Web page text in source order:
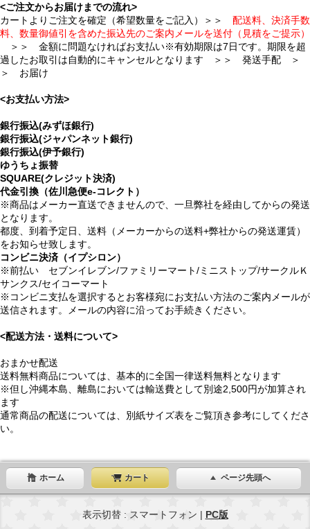
<ご注文からお届けまでの流れ>
カートよりご注文を確定（希望数量をご記入）＞＞ 配送料、決済手数
料、数量御値引を含めた振込先のご案内メールを送付（見積をご提示）
＞＞ 金額に問題なければお支払い※有効期限は7日です。期限を超
過したお取引は自動的にキャンセルとなります ＞＞ 発送手配 ＞
＞ お届け
<お支払い方法>
銀行振込(みずほ銀行)
銀行振込(ジャパンネット銀行)
銀行振込(伊予銀行)
ゆうちょ振替
SQUARE(クレジット決済)
代金引換（佐川急便e-コレクト）
※商品はメーカー直送できませんので、一旦弊社を経由してからの発送
となります。
都度、到着予定日、送料（メーカーからの送料+弊社からの発送運賃）
をお知らせ致します。
コンビニ決済（イプシロン）
※前払い セブンイレブン/ファミリーマート/ミニストップ/サークルＫ
サンクス/セイコーマート
※コンビニ支払を選択するとお客様宛にお支払い方法のご案内メールが
送信されます。メールの内容に沿ってお手続きください。
<配送方法・送料について>
おまかせ配送
送料無料商品については、基本的に全国一律送料無料となります
※但し沖縄本島、離島においては輸送費として別途2,500円が加算され
ます
通常商品の配送については、別紙サイズ表をご覧頂き参考にしてくださ
い。
ホーム カート ページ先頭へ
表示切替 : スマートフォン | PC版